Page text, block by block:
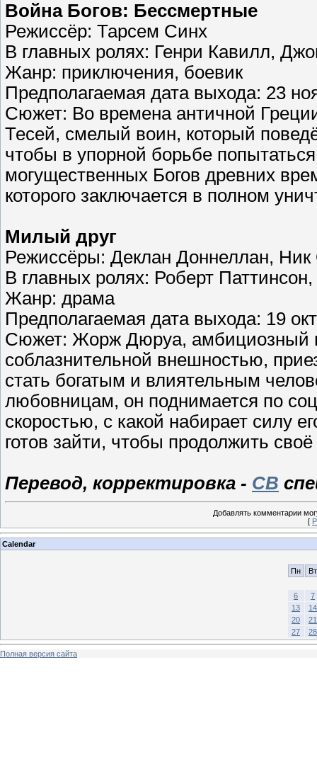
Война Богов: Бессмертные
Режиссёр: Тарсем Синх
В главных ролях: Генри Кавилл,
Жанр: приключения, боевик
Предполагаемая дата выхода: 23
Сюжет: Во времена античной
Тесей, смелый воин, который
чтобы в упорной борьбе
могущественных Богов древних
которого заключается в полном
Милый друг
Режиссёры: Деклан Доннеллан,
В главных ролях: Роберт
Жанр: драма
Предполагаемая дата выхода: 19
Сюжет: Жорж Дюруа, амбициозный
соблазнительной внешностью,
стать богатым и влиятельным
любовницам, он поднимается по
скоростью, с какой набирает силу
готов зайти, чтобы продолжить
Перевод, корректировка - CB
Добавлять комментарии
[
Calendar
Пн Вт
6
7
13
14
20
21
27
28
Полная версия сайта